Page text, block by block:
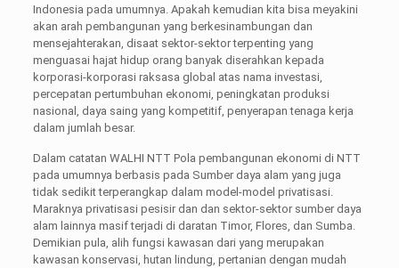
Indonesia pada umumnya. Apakah kemudian kita bisa meyakini
akan arah pembangunan yang berkesinambungan dan
mensejahterakan, disaat sektor-sektor terpenting yang
menguasai hajat hidup orang banyak diserahkan kepada
korporasi-korporasi raksasa global atas nama investasi,
percepatan pertumbuhan ekonomi, peningkatan produksi
nasional, daya saing yang kompetitif, penyerapan tenaga kerja
dalam jumlah besar.
Dalam catatan WALHI NTT Pola pembangunan ekonomi di NTT
pada umumnya berbasis pada Sumber daya alam yang juga
tidak sedikit terperangkap dalam model-model privatisasi.
Maraknya privatisasi pesisir dan dan sektor-sektor sumber daya
alam lainnya masif terjadi di daratan Timor, Flores, dan Sumba.
Demikian pula, alih fungsi kawasan dari yang merupakan
kawasan konservasi, hutan lindung, pertanian dengan mudah